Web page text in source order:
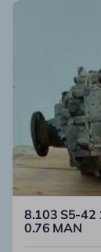
8.103 S5-42
0.76 MAN